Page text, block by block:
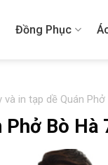
Đồng Phục
và in tạp dề Quán Phở
Phở Bò Hà